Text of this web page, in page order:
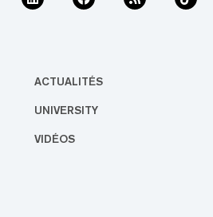
ACTUALITÉS
UNIVERSITY
VIDÉOS